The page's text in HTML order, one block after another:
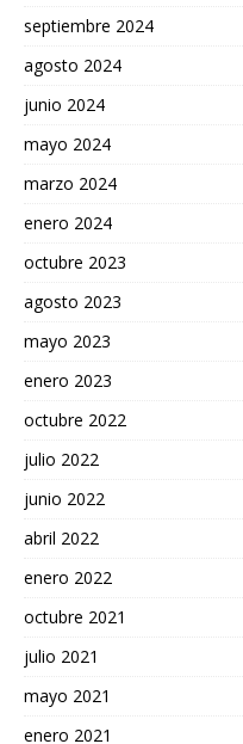
septiembre 2024
agosto 2024
junio 2024
mayo 2024
marzo 2024
enero 2024
octubre 2023
agosto 2023
mayo 2023
enero 2023
octubre 2022
julio 2022
junio 2022
abril 2022
enero 2022
octubre 2021
julio 2021
mayo 2021
enero 2021